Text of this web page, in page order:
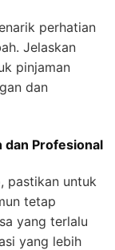
perhatian
Jelaskan
pinjaman
dan
dan Profesional
pastikan untuk
tetap
yang terlalu
yang lebih